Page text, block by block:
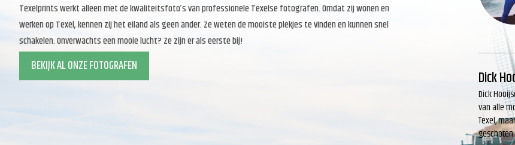
Texelprints werkt alleen met de kwaliteitsfoto’s van professionele Texelse fotografen. Omdat zij wonen en
werken op Texel, kennen zij het eiland als geen ander. Ze weten de mooiste plekjes te vinden en kunnen snel
schakelen. Onverwachts een mooie lucht? Ze zijn er als eerste bij!
BEKIJK AL ONZE FOTOGRAFEN
Dick
Dick
van alle
Texel,